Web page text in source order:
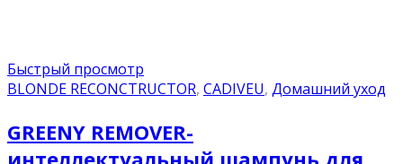
Быстрый просмотр
BLONDE RECONCTRUCTOR, CADIVEU, Домашний уход
GREENY REMOVER-
интеллектуальный шампунь для